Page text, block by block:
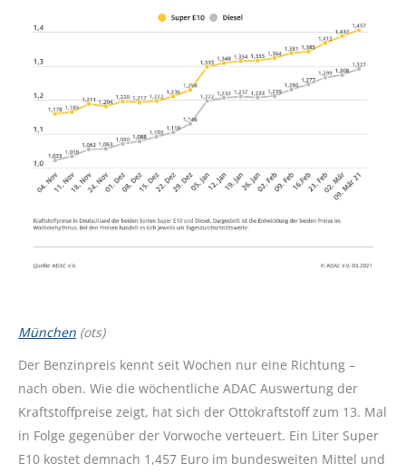
München (ots)
Der Benzinpreis kennt seit Wochen nur eine Richtung –
nach oben. Wie die wöchentliche ADAC Auswertung der
Kraftstoffpreise zeigt, hat sich der Ottokraftstoff zum 13. Mal
in Folge gegenüber der Vorwoche verteuert. Ein Liter Super
E10 kostet demnach 1,457 Euro im bundesweiten Mittel und